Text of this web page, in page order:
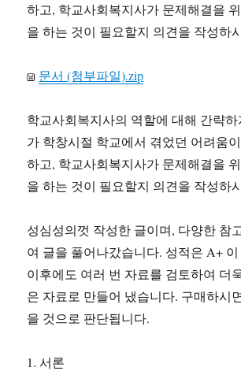
하고, 학교사회복지사가 문제해결을
을 하는 것이 필요할지 의견을 작성하
문서 (첨부파일).zip
학교사회복지사의 역할에 대해 간략
가 학창시절 학교에서 겪었던 어려움
하고, 학교사회복지사가 문제해결을
을 하는 것이 필요할지 의견을 작성하
성심성의껏 작성한 글이며, 다양한 참
여 글을 풀어나갔습니다. 성적은 A+
이후에도 여러 번 자료를 검토하여 더
은 자료로 만들어 냈습니다. 구매하시
을 것으로 판단됩니다.
1. 서론